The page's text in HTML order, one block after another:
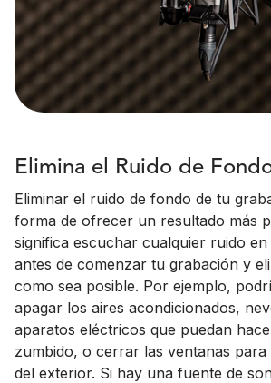
Elimina el Ruido de
Eliminar el ruido de fondo de tu
forma de ofrecer un resultado más
significa escuchar cualquier ruido
antes de comenzar tu grabación y
como sea posible. Por ejemplo,
apagar los aires acondicionados,
aparatos eléctricos que puedan
zumbido, o cerrar las ventanas
del exterior. Si hay una fuente de